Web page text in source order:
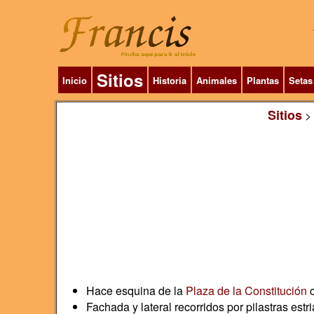
Inicio Sitios Historia Animales Plantas Setas
Sitios>
Hace esquina de la Plaza de la Constitución
Fachada y lateral recorridos por pilastras